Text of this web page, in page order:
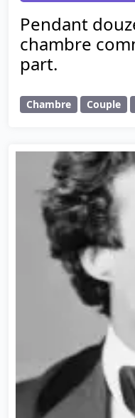
Pendant
chambre
part.
Chambre Couple